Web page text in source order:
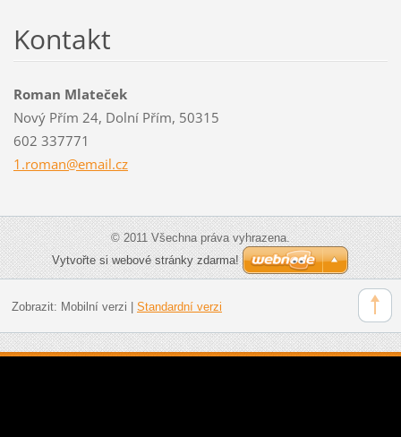
Kontakt
Roman Mlateček
Nový Přím 24, Dolní Přím, 50315
602 337771
1.roman@email.cz
© 2011 Všechna práva vyhrazena.
Vytvořte si webové stránky zdarma!
Zobrazit: Mobilní verzi Standardní verzi